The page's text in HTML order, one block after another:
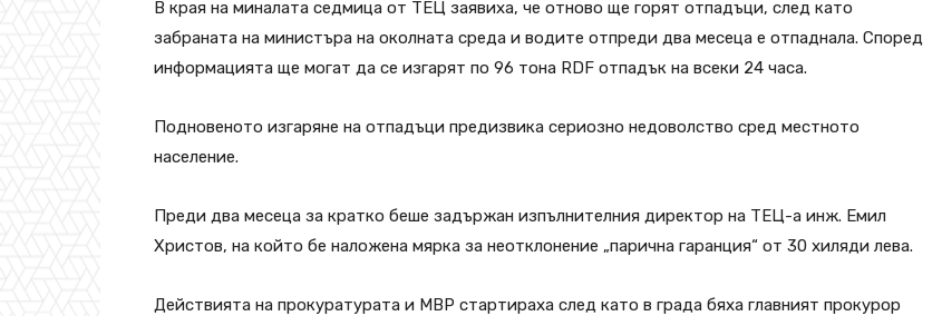
В края на миналата седмица от ТЕЦ заявиха, че отново ще горят отпадъци, след като
забраната на министъра на околната среда и водите отпреди два месеца е отпаднала. Според
информацията ще могат да се изгарят по 96 тона RDF отпадък на всеки 24 часа.
Подновеното изгаряне на отпадъци предизвика сериозно недоволство сред местното
население.
Преди два месеца за кратко беше задържан изпълнителния директор на ТЕЦ-а инж. Емил
Христов, на който бе наложена мярка за неотклонение „парична гаранция“ от 30 хиляди лева.
Действията на прокуратурата и МВР стартираха след като в града бяха главният прокурор